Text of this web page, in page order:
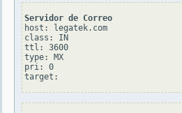
Servidor de Correo
host: legatek.com
class: IN
ttl: 3600
type: MX
pri: 0